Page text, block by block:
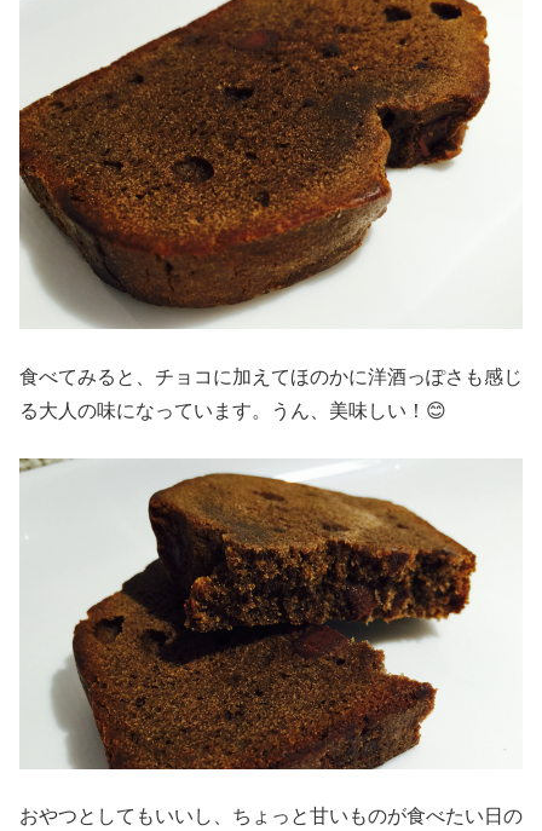
食べてみると、チョコに加えてほのかに洋酒っぽさも感じ
る大人の味になっています。うん、美味しい！😊
おやつとしてもいいし、ちょっと甘いものが食べたい日の